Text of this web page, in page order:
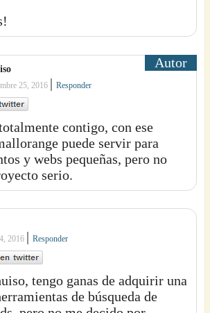
25, 2016 |Responder
contigo, con ese
puede servir para
y webs pequeñas, pero no
serio.
2016 |Responder
tengo ganas de adquirir una
de búsqueda de